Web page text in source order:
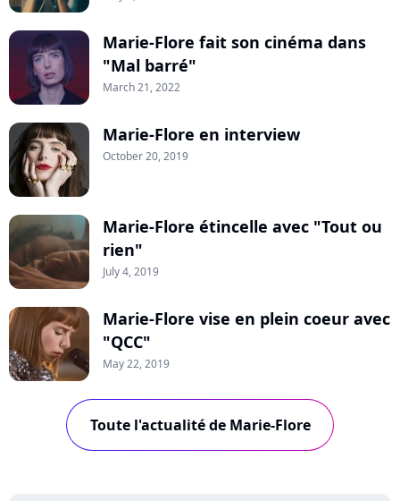
Marie-Flore fait son cinéma dans
"Mal barré"
March 21, 2022
Marie-Flore en interview
October 20, 2019
Marie-Flore étincelle avec "Tout ou
rien"
July 4, 2019
Marie-Flore vise en plein coeur avec
"QCC"
May 22, 2019
Toute l'actualité de Marie-Flore